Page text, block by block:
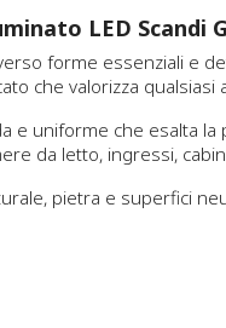
LED Scandi
forme essenziali e
che valorizza qualsiasi
e uniforme che esalta
da letto, ingressi,
pietra e superfici